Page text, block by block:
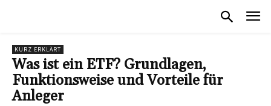
KURZ ERKLÄRT
Was ist ein ETF? Grundlagen,
Funktionsweise und Vorteile für
Anleger